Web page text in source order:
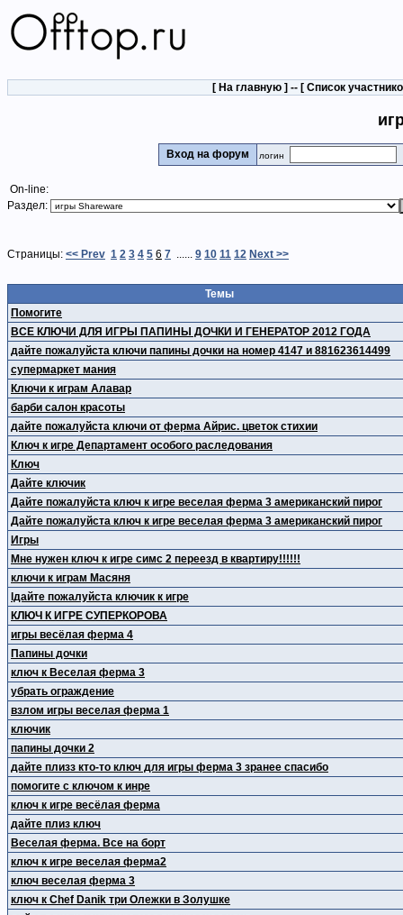
[ На главную ] -- [ Список
Вход на форум логин
On-line:
Раздел:
Страницы: << Prev 1 2 3 4 5 6 7 ...... 9 10 11 12 Next >>
Темы
Помогите
ВСЕ КЛЮЧИ ДЛЯ ИГРЫ ПАПИНЫ ДОЧКИ И ГЕНЕРАТОР 2012 ГОДА
дайте пожалуйста ключи папины дочки на номер 4147 и 881623614499
супермаркет мания
Ключи к играм Алавар
барби салон красоты
дайте пожалуйста ключи от ферма Айрис. цветок стихии
Ключ к игре Департамент особого раследования
Ключ
Дайте ключик
Дайте пожалуйста ключ к игре веселая ферма 3 американский пирог
Дайте пожалуйста ключ к игре веселая ферма 3 американский пирог
Игры
Мне нужен ключ к игре симс 2 переезд в квартиру!!!!!!
ключи к играм Масяня
lдайте пожалуйста ключик к игре
КЛЮЧ К ИГРЕ СУПЕРКОРОВА
игры весёлая ферма 4
Папины дочки
ключ к Веселая ферма 3
убрать ограждение
взлом игры веселая ферма 1
ключик
папины дочки 2
дайте плизз кто-то ключ для игры ферма 3 зранее спасибо
помогите с ключом к инре
ключ к игре весёлая ферма
дайте плиз ключ
Веселая ферма. Все на борт
ключ к игре веселая ферма2
ключ веселая ферма 3
ключ к Сhef Danik три Олежки в Золушке